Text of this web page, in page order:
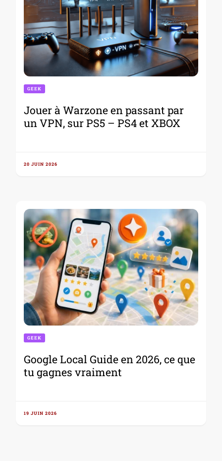
GEEK
Jouer à Warzone en passant par
un VPN, sur PS5 – PS4 et XBOX
20 JUIN 2026
GEEK
Google Local Guide en 2026, ce que
tu gagnes vraiment
19 JUIN 2026